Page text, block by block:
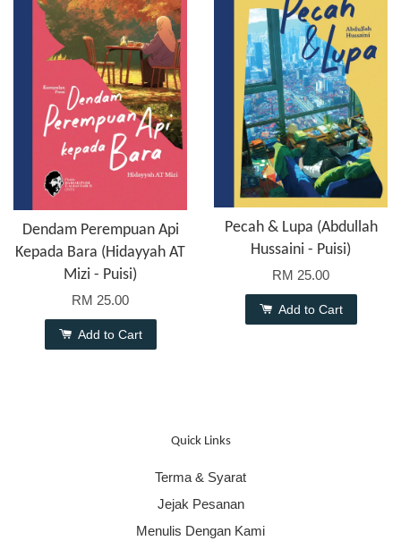
Dendam Perempuan Api
Kepada Bara (Hidayyah AT
Mizi - Puisi)
RM 25.00
Add to Cart
Pecah & Lupa (Abdullah
Hussaini - Puisi)
RM 25.00
Add to Cart
Quick Links
Terma & Syarat
Jejak Pesanan
Menulis Dengan Kami